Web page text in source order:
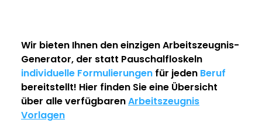
Wir bieten Ihnen den einzigenArbeitszeugnis-
Generator, der statt Pauschalfloskeln
individuelle Formulierungen für jeden Beruf
bereitstellt! Hier finden Sie eine Übersicht
über alle verfügbarenArbeitszeugnis
Vorlagen